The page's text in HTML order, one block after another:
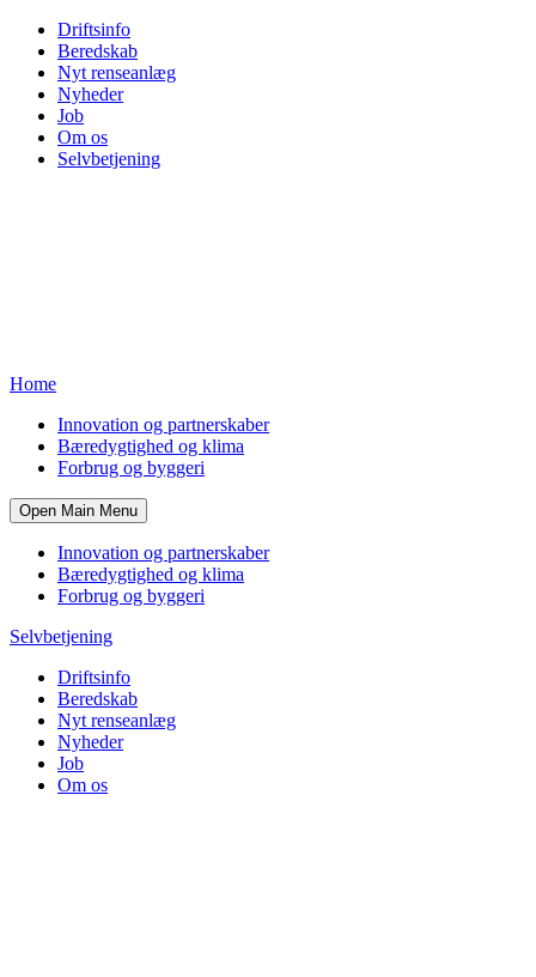
Driftsinfo
Beredskab
Nyt renseanlæg
Nyheder
Job
Om os
Selvbetjening
Home
Innovation og partnerskaber
Bæredygtighed og klima
Forbrug og byggeri
Open Main Menu
Innovation og partnerskaber
Bæredygtighed og klima
Forbrug og byggeri
Selvbetjening
Driftsinfo
Beredskab
Nyt renseanlæg
Nyheder
Job
Om os